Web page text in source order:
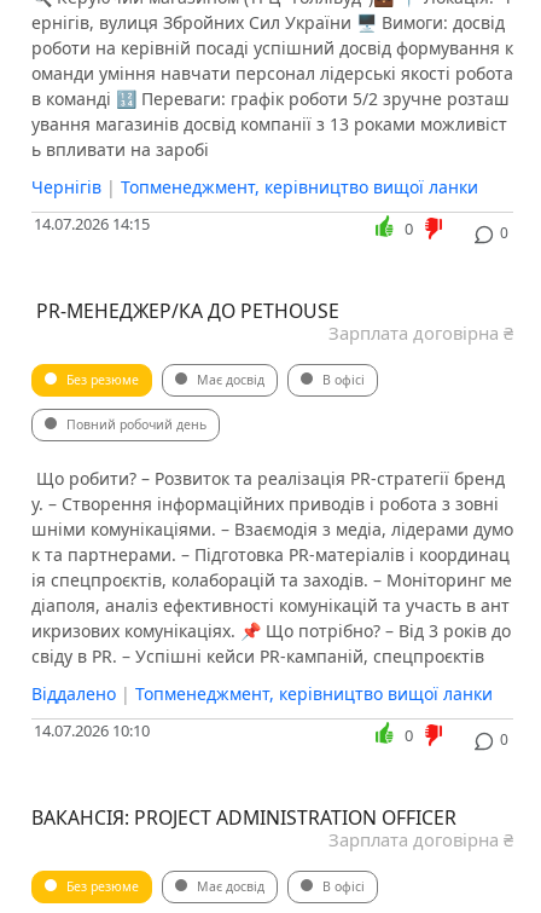
ернігів, вулиця Збройних Сил України 🖥 Вимоги: досвід
роботи на керівній посаді успішний досвід формування к
оманди уміння навчати персонал лідерські якості робота
в команді 🔢 Переваги: графік роботи 5/2 зручне розташ
ування магазинів досвід компанії з 13 роками можливіст
ь впливати на заробі
Чернігів | Топменеджмент, керівництво вищої ланки
14.07.2026 14:15 0
0
️ PR-МЕНЕДЖЕР/КА ДО PETHOUSE
Зарплата договірна ₴
Без резюме Має досвід В офісі
Повний робочий день
️ Що робити? – Розвиток та реалізація PR-стратегії бренд
у. – Створення інформаційних приводів і робота з зовні
шніми комунікаціями. – Взаємодія з медіа, лідерами думо
к та партнерами. – Підготовка PR-матеріалів і координац
ія спецпроєктів, колаборацій та заходів. – Моніторинг ме
діаполя, аналіз ефективності комунікацій та участь в ант
икризових комунікаціях. 📌 Що потрібно? – Від 3 років до
свіду в PR. – Успішні кейси PR-кампаній, спецпроєктів
Віддалено | Топменеджмент, керівництво вищої ланки
14.07.2026 10:10 0
0
ВАКАНСІЯ: PROJECT ADMINISTRATION OFFICER
Зарплата договірна ₴
Без резюме Має досвід В офісі